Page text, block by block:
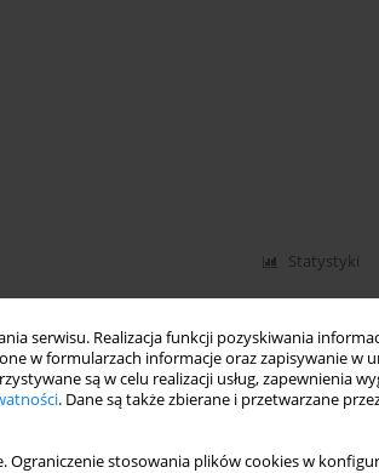
serwisu. Realizacja funkcji pozyskiwania
w formularzach informacje oraz zapisywanie w
są w celu realizacji usług, zapewnienia
. Dane są także zbierane i przetwarzane
Ograniczenie stosowania plików cookies w
Statystyki